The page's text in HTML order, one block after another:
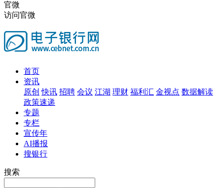
官微
访问官微
首页
资讯
原创 快讯 招聘 会议 江湖 理财 福利汇 金视点 数据解读
政策速递
专题
专栏
宣传年
AI播报
搜银行
搜索